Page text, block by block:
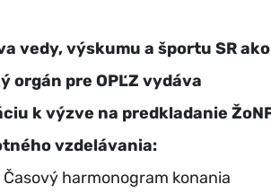
vedy, výskumu a športu SR ako
pre OPĽZ vydáva
k výzve na predkladanie
vzdelávania:
harmonogram konania